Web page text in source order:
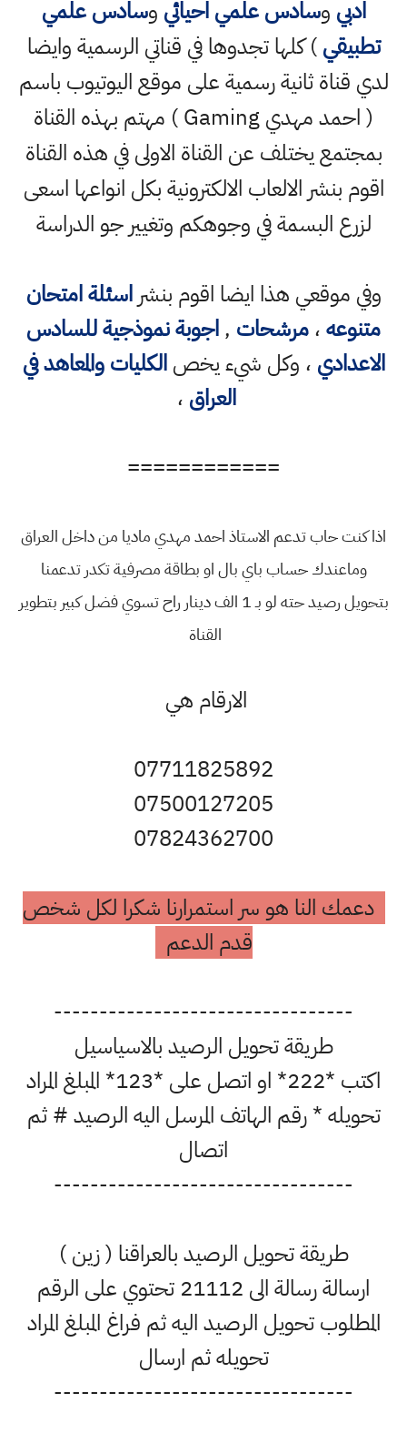
ادبي وسادس علمي احيائي وسادس علمي
تطبيقي) كلها تجدوها في قناتي الرسمية وايضا
لدي قناة ثانية رسمية على موقع اليوتيوب باسم
( احمد مهدي Gaming ) مهتم بهذه القناة
بمجتمع يختلف عن القناة الاولى في هذه القناة
اقوم بنشر الالعاب الالكترونية بكل انواعها اسعى
لزرع البسمة في وجوهكم وتغيير جو الدراسة
وفي موقعي هذا ايضا اقوم بنشراسئلة امتحان
متنوعه،مرشحات ,اجوبة نموذجية للسادس
الاعدادي ، وكل شيء يخصالكليات والمعاهد في
العراق ،
============
اذا كنت حاب تدعم الاستاذ احمد مهدي ماديا من داخل العراق
وماعندك حساب باي بال او بطاقة مصرفية تكدر تدعمنا
بتحويل رصيد حته لو بـ 1 الف دينار راح تسوي فضل كبير بتطوير
القناة
الارقام هي
07711825892
07500127205
07824362700
دعمك النا هو سر استمرارنا شكرا لكل شخص
قدم الدعم
---------------------------------
طريقة تحويل الرصيد بالاسياسيل
اكتب *222* او اتصل على *123* المبلغ المراد
تحويله * رقم الهاتف المرسل اليه الرصيد # ثم
اتصال
---------------------------------
طريقة تحويل الرصيد بالعراقنا ( زين )
ارسالة رسالة الى 21112 تحتوي على الرقم
المطلوب تحويل الرصيد اليه ثم فراغ المبلغ المراد
تحويله ثم ارسال
---------------------------------